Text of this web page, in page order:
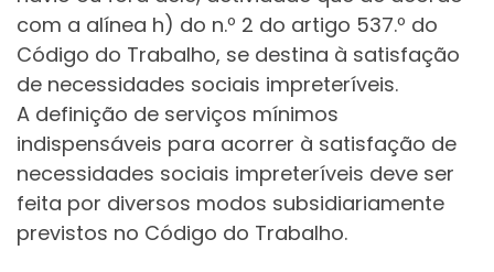
com a alínea h) do n.º 2 do artigo 537.º do
Código do Trabalho, se destina à satisfação
de necessidades sociais impreteríveis.
A definição de serviços mínimos
indispensáveis para acorrer à satisfação de
necessidades sociais impreteríveis deve ser
feita por diversos modos subsidiariamente
previstos no Código do Trabalho.